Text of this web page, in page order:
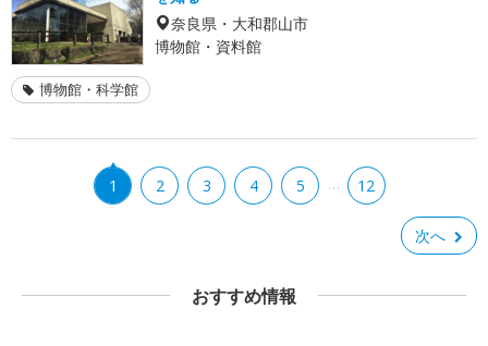
奈良県・大和郡山市
博物館・資料館
博物館・科学館
1 2 3 4 5 … 12
次へ
おすすめ情報